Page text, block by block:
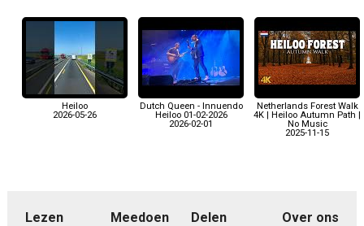
Heiloo
2026-05-26
Dutch Queen - Innuendo
Heiloo 01-02-2026
2026-02-01
Netherlands Forest Walk
4K | Heiloo Autumn Path |
No Music
2025-11-15
Lezen
Meedoen
Delen
Over ons